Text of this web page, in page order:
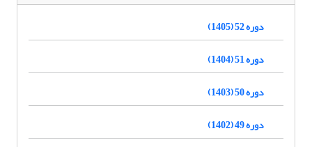
دوره 52 (1405)
دوره 51 (1404)
دوره 50 (1403)
دوره 49 (1402)